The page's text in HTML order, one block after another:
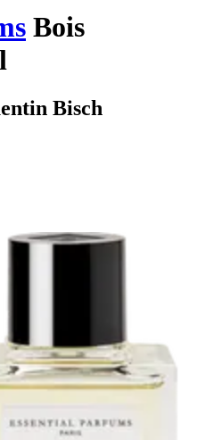
Bois
Bisch